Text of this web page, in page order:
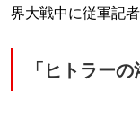
界大戦中に従軍記
「ヒトラー